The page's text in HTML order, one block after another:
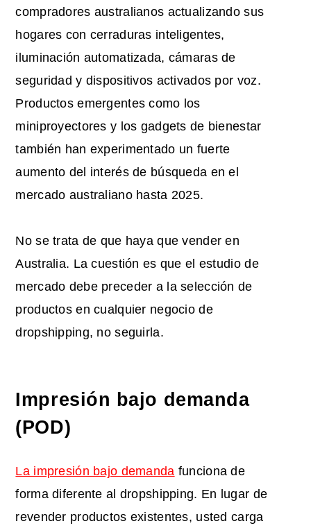
compradores australianos actualizando sus
hogares con cerraduras inteligentes,
iluminación automatizada, cámaras de
seguridad y dispositivos activados por voz.
Productos emergentes como los
miniproyectores y los gadgets de bienestar
también han experimentado un fuerte
aumento del interés de búsqueda en el
mercado australiano hasta 2025.
No se trata de que haya que vender en
Australia. La cuestión es que el estudio de
mercado debe preceder a la selección de
productos en cualquier negocio de
dropshipping, no seguirla.
Impresión bajo demanda
(POD)
La impresión bajo demanda funciona de
forma diferente al dropshipping. En lugar de
revender productos existentes, usted carga